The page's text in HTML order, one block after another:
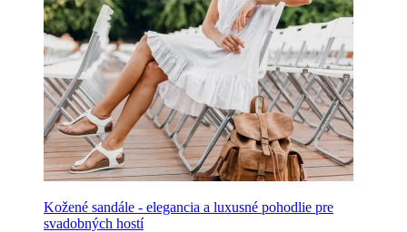
Kožené sandále - elegancia a luxusné pohodlie pre
svadobných hostí